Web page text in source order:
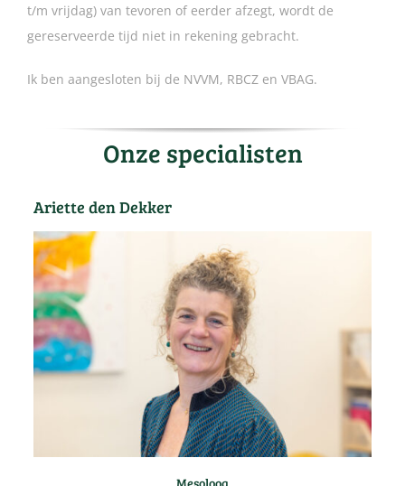
t/m vrijdag) van tevoren of eerder afzegt, wordt de
gereserveerde tijd niet in rekening gebracht.
Ik ben aangesloten bij de NVVM, RBCZ en VBAG.
Onze specialisten
Ariette den Dekker